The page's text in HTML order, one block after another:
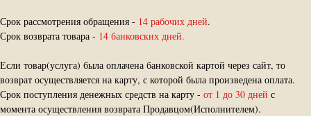
Срок рассмотрения обращения - 14 рабочих дней.
Срок возврата товара - 14 банковских дней.
Если товар(услуга) была оплачена банковской картой через сайт, то
возврат осуществляется на карту, с которой была произведена оплата.
Срок поступления денежных средств на карту - от 1 до 30 дней с
момента осуществления возврата Продавцом(Исполнителем).